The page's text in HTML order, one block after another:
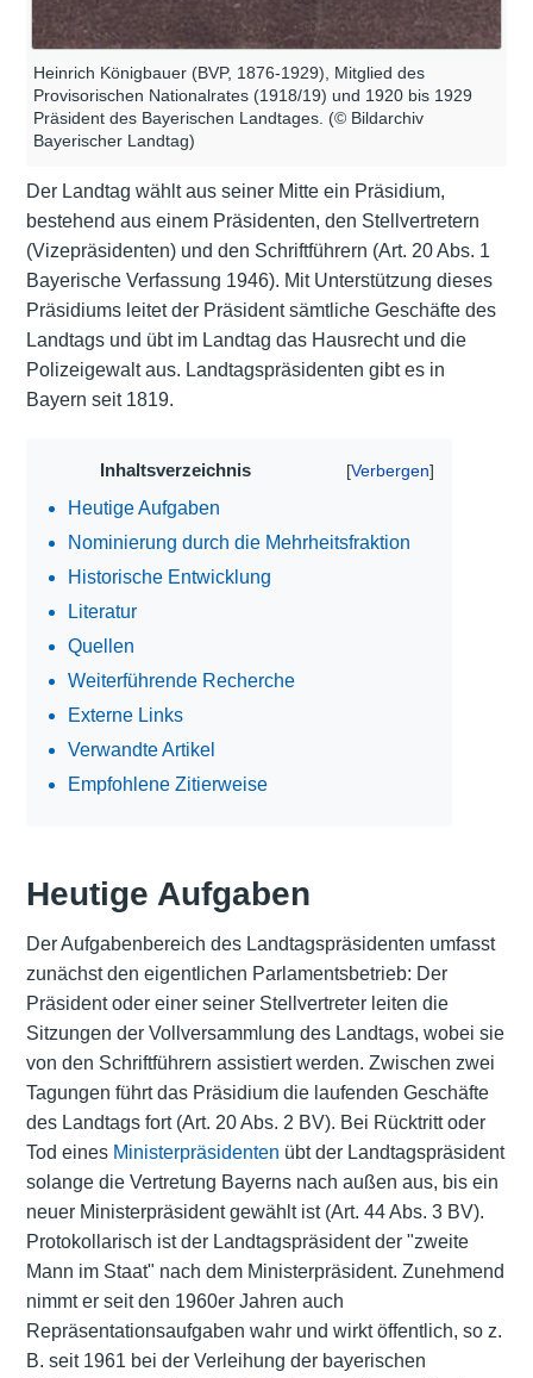
Heinrich Königbauer (BVP, 1876-1929), Mitglied des
Provisorischen Nationalrates (1918/19) und 1920 bis 1929
Präsident des Bayerischen Landtages. (© Bildarchiv
Bayerischer Landtag)
Der Landtag wählt aus seiner Mitte ein Präsidium,
bestehend aus einem Präsidenten, den Stellvertretern
(Vizepräsidenten) und den Schriftführern (Art. 20 Abs. 1
Bayerische Verfassung 1946). Mit Unterstützung dieses
Präsidiums leitet der Präsident sämtliche Geschäfte des
Landtags und übt im Landtag das Hausrecht und die
Polizeigewalt aus. Landtagspräsidenten gibt es in
Bayern seit 1819.
Inhaltsverzeichnis
Heutige Aufgaben
Nominierung durch die Mehrheitsfraktion
Historische Entwicklung
Literatur
Quellen
Weiterführende Recherche
Externe Links
Verwandte Artikel
Empfohlene Zitierweise
Heutige Aufgaben
Der Aufgabenbereich des Landtagspräsidenten umfasst
zunächst den eigentlichen Parlamentsbetrieb: Der
Präsident oder einer seiner Stellvertreter leiten die
Sitzungen der Vollversammlung des Landtags, wobei sie
von den Schriftführern assistiert werden. Zwischen zwei
Tagungen führt das Präsidium die laufenden Geschäfte
des Landtags fort (Art. 20 Abs. 2 BV). Bei Rücktritt oder
Tod eines Ministerpräsidenten übt der Landtagspräsident
solange die Vertretung Bayerns nach außen aus, bis ein
neuer Ministerpräsident gewählt ist (Art. 44 Abs. 3 BV).
Protokollarisch ist der Landtagspräsident der "zweite
Mann im Staat" nach dem Ministerpräsident. Zunehmend
nimmt er seit den 1960er Jahren auch
Repräsentationsaufgaben wahr und wirkt öffentlich, so z.
B. seit 1961 bei der Verleihung der bayerischen